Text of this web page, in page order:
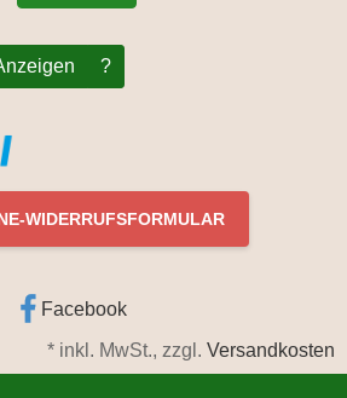
?
WIDERRUFSFORMULAR
Facebook
* inkl. MwSt., zzgl. Versandkosten